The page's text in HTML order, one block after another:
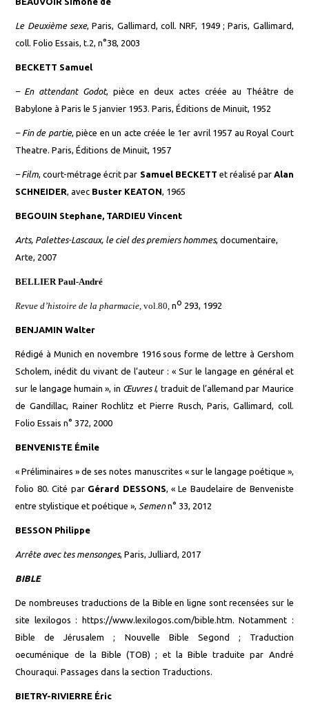
Le Deuxième sexe, Paris, Gallimard, coll. NRF, 1949 ; Paris, Gallimard,
coll. Folio Essais, t.2, n°38, 2003
BECKETT Samuel
– En attendant Godot, pièce en deux actes créée au Théâtre de
Babylone à Paris le 5 janvier 1953. Paris, Éditions de Minuit, 1952
– Fin de partie, pièce en un acte créée le 1er avril 1957 au Royal Court
Theatre. Paris, Éditions de Minuit, 1957
–Film, court-métrage écrit par Samuel BECKETT et réalisé par Alan
SCHNEIDER, avec Buster KEATON, 1965
BEGOUIN Stephane, TARDIEU Vincent
Arts, Palettes-Lascaux, le ciel des premiers hommes, documentaire,
Arte, 2007
BELLIER Paul-André
Revue d’histoire de la pharmacie, vol.80,no 293,‎ 1992
BENJAMIN Walter
Rédigé à Munich en novembre 1916 sous forme de lettre à Gershom
Scholem, inédit du vivant de l’auteur : « Sur le langage en général et
sur le langage humain », in Œuvres I, traduit de l’allemand par Maurice
de Gandillac, Rainer Rochlitz et Pierre Rusch, Paris, Gallimard, coll.
Folio Essais n° 372, 2000
BENVENISTE Émile
« Préliminaires » de ses notes manuscrites « sur le langage poétique »,
folio 80. Cité par Gérard DESSONS, « Le Baudelaire de Benveniste
entre stylistique et poétique », Semenn° 33, 2012
BESSON Philippe
Arrête avec tes mensonges, Paris, Julliard, 2017
BIBLE
De nombreuses traductions de la Bible en ligne sont recensées sur le
site lexilogos : https://www.lexilogos.com/bible.htm. Notamment :
Bible de Jérusalem ; Nouvelle Bible Segond ; Traduction
oecuménique de la Bible (TOB) ; et la Bible traduite par André
Chouraqui.Passages dans la section Traductions.
BIETRY-RIVIERRE Éric